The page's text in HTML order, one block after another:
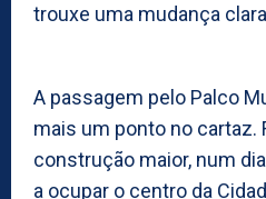
trouxe uma mudança
A passagem pelo Palco
mais um ponto no cartaz.
construção maior, num
a ocupar o centro da